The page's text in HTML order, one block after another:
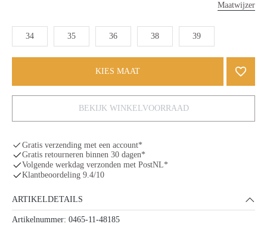
Maatwijzer
34 35 36 38 39
KIES MAAT
BEKIJK WINKELVOORRAAD
Gratis verzending met een account*
Gratis retourneren binnen 30 dagen*
Volgende werkdag verzonden met PostNL*
Klantbeoordeling 9.4/10
ARTIKELDETAILS
Artikelnummer: 0465-11-48185